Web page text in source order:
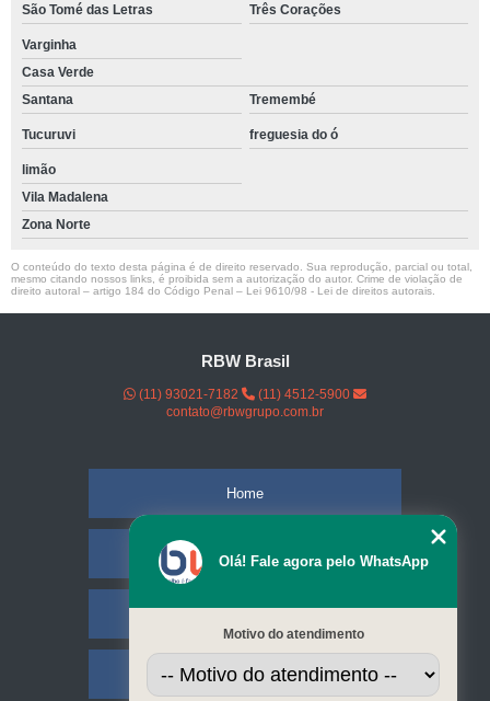
São Tomé das Letras Três Corações
Varginha
Casa Verde
Santana
Tremembé
Tucuruvi freguesia do ó
limão
Vila Madalena
Zona Norte
O conteúdo do texto desta página é de direito reservado. Sua reprodução, parcial ou total,
mesmo citando nossos links, é proibida sem a autorização do autor. Crime de violação de
direito autoral – artigo 184 do Código Penal – Lei 9610/98 - Lei de direitos autorais
RBW Brasil
(11) 93021-7182
(11) 4512-5900
contato@rbwgrupo.com.br
Home
Empresa
Serviços
Olá! Fale agora pelo WhatsApp
Motivo do atendimento